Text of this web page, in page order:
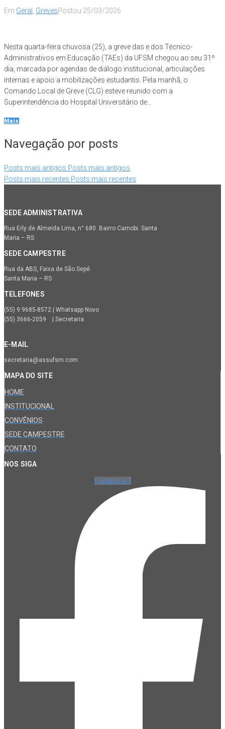
Em Geral , GrevesPostou 25/03/2026
Nesta quarta-feira chuvosa (25), a greve das e dos Técnico-
Administrativos em Educação (TAEs) da UFSM chegou ao seu 31º
dia, marcada por agendas de diálogo institucional, articulações
internas e apoio a mobilizações estudantis. Pela manhã, o
Comando Local de Greve (CLG) esteve reunido com a
Superintendência do Hospital Universitário de...
Mais
Navegação por posts
Posts mais antigos Posts mais antigos
Posts mais recentes Posts mais recentes
SEDE ADMINISTRATIVA
Rua Erly de Almeida Lima, n° 680. Bairro Camobi. Santa
Maria – RS
SEDE CAMPESTRE
Rua da ABS, Faixa de São Sepé.
Santa Maria – RS
TELEFONES
(55) 9.9685-8572 | Whatsapp Novo
(55) 3666-2059 | Secretaria
E-MAIL
secretaria@assufsm.com
MAPA DO SITE
HOME
INSTITUCIONAL
CONVÊNIOS
SEDE CAMPESTRE
CONTATO
NOS SIGA
Facebook-f